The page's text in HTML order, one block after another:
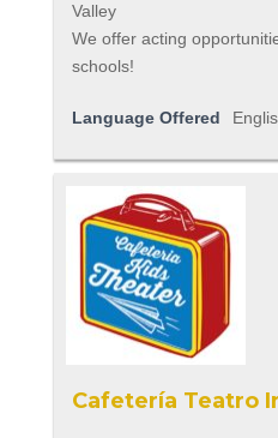
Valley
We offer acting
schools!
Language Offered
Cafetería Teatro